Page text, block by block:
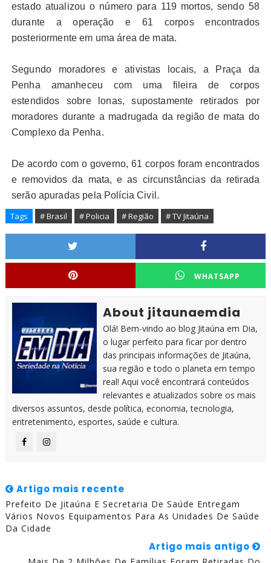
estado atualizou o número para 119 mortos, sendo 58
durante a operação e 61 corpos encontrados
posteriormente em uma área de mata.
Segundo moradores e ativistas locais, a Praça da
Penha amanheceu com uma fileira de corpos
estendidos sobre lonas, supostamente retirados por
moradores durante a madrugada da região de mata do
Complexo da Penha.
De acordo com o governo, 61 corpos foram encontrados
e removidos da mata, e as circunstâncias da retirada
serão apuradas pela Polícia Civil.
Tags # Brasil # Policia # Região # TV Jitaúna
WHATSAPP
About jitaunaemdia
Olá! Bem-vindo ao blog Jitaúna em Dia,
o lugar perfeito para ficar por dentro
das principais informações de Jitaúna,
sua região e todo o planeta em tempo
real! Aqui você encontrará conteúdos
relevantes e atualizados sobre os mais
diversos assuntos, desde política, economia, tecnologia,
entretenimento, esportes, saúde e cultura.
Artigo mais recente
Prefeito De Jitaúna E Secretaria De Saúde Entregam
Vários Novos Equipamentos Para As Unidades De Saúde
Da Cidade
Artigo mais antigo